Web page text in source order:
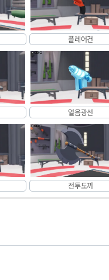
플레어건
얼음광선
전투도끼